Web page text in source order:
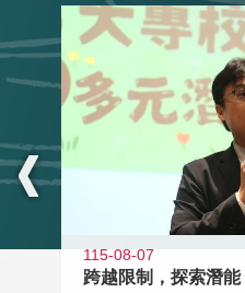
115-08-07
跨越限制，探索潛